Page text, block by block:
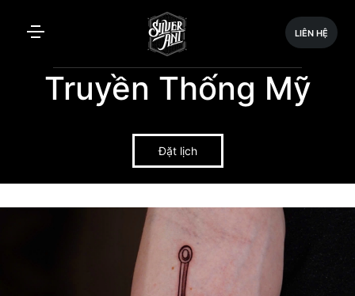
LIÊN HỆ
Truyền Thống Mỹ
Đặt lịch